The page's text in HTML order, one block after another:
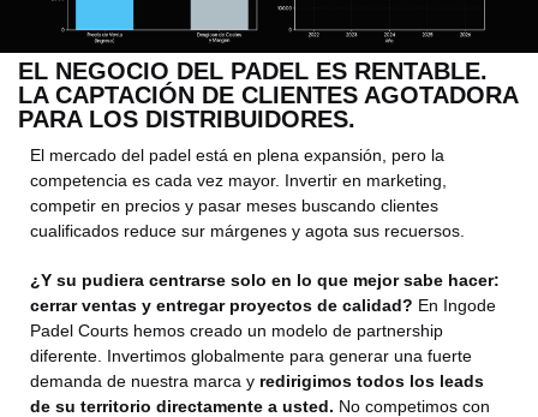
EL NEGOCIO DEL PADEL ES RENTABLE.
LA CAPTACIÓN DE CLIENTES AGOTADORA
PARA LOS DISTRIBUIDORES.
El mercado del padel está en plena expansión, pero la
competencia es cada vez mayor. Invertir en marketing,
competir en precios y pasar meses buscando clientes
cualificados reduce sur márgenes y agota sus recuersos.
¿Y su pudiera centrarse solo en lo que mejor sabe hacer:
cerrar ventas y entregar proyectos de calidad? En Ingode
Padel Courts hemos creado un modelo de partnership
diferente. Invertimos globalmente para generar una fuerte
demanda de nuestra marca y redirigimos todos los leads
de su territorio directamente a usted. No competimos con